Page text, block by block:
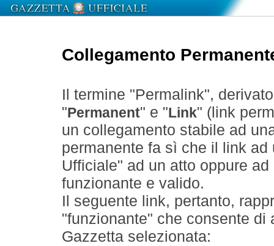
Collegamento
Il termine "Permalink",
" Permanent" e " Link" (link
un collegamento stabile ad
permanente fa sì che il link
Ufficiale" ad un atto oppure
funzionante e valido.
Il seguente link, pertanto,
"funzionante" che consente
Gazzetta selezionata: